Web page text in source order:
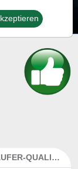
DAUERLÄUFER-QUALITÄTEN